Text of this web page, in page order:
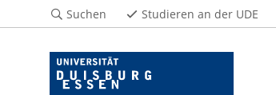
Suchen Studieren an der UDE